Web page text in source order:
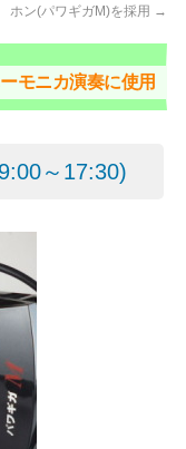
ホン(パワギガM)を採用 →
モニカ演奏に使用
～17:30)